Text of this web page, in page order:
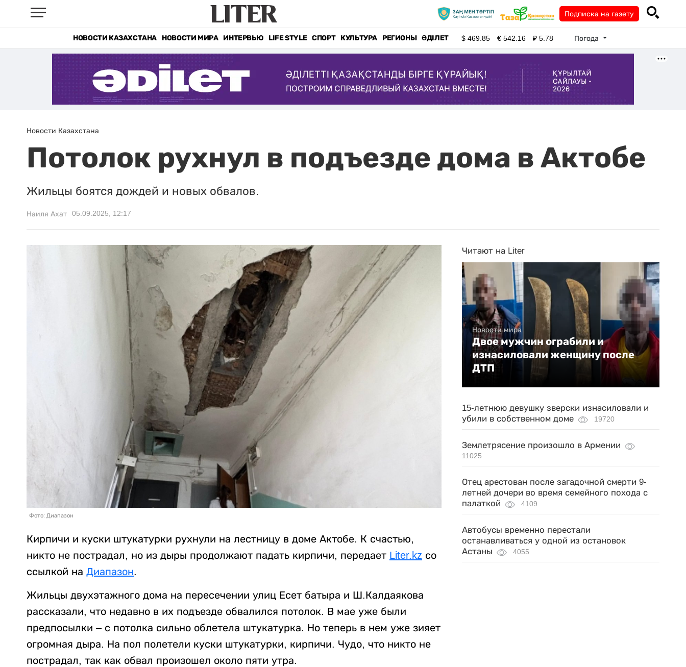
Подписка на газету
НОВОСТИ КАЗАХСТАНА НОВОСТИ МИРА ИНТЕРВЬЮ LIFE STYLE СПОРТ КУЛЬТУРА РЕГИОНЫ ӘДІЛЕТ $469.85 €542.16 ₽5.78 Погода
Новости Казахстана
Потолок рухнул в подъезде дома в Актобе
Жильцы боятся дождей и новых обвалов.
Наиля Ахат 05.09.2025, 12:17
Фото: Диапазон
Кирпичи и куски штукатурки рухнули на лестницу в доме Актобе. К счастью,
никто не пострадал, но из дыры продолжают падать кирпичи, передает Liter.kz со
ссылкой на Диапазон.
Жильцы двухэтажного дома на пересечении улиц Есет батыра и Ш.Калдаякова
рассказали, что недавно в их подъезде обвалился потолок. В мае уже были
предпосылки – с потолка сильно облетела штукатурка. Но теперь в нем уже зияет
огромная дыра. На пол полетели куски штукатурки, кирпичи. Чудо, что никто не
пострадал, так как обвал произошел около пяти утра.
Читают на Liter
Новости мира
Двое мужчин ограбили и
изнасиловали женщину после
ДТП
15-летнюю девушку зверски изнасиловали и
убили в собственном доме
19720
Землетрясение произошло в Армении
11025
Отец арестован после загадочной смерти 9-
летней дочери во время семейного похода с
палаткой
4109
Автобусы временно перестали
останавливаться у одной из остановок
Астаны
4055